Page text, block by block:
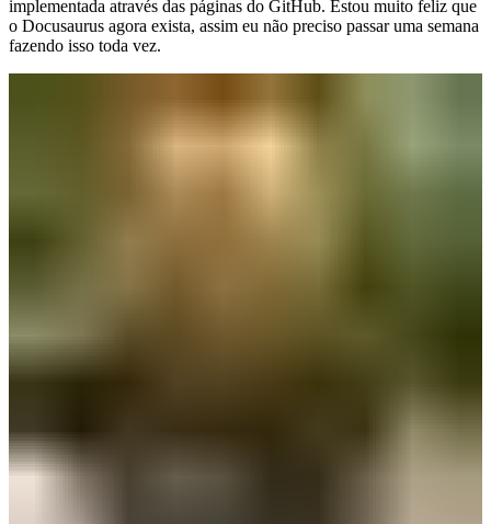
implementada através das páginas do GitHub. Estou muito feliz que
o Docusaurus agora exista, assim eu não preciso passar uma semana
fazendo isso toda vez.